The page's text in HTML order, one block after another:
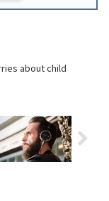
about child